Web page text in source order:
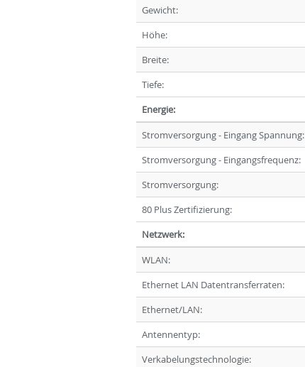
Gewicht:
Höhe:
Breite:
Tiefe:
Energie:
Stromversorgung - Eingang Spannung:
Stromversorgung - Eingangsfrequenz:
Stromversorgung:
80 Plus Zertifizierung:
Netzwerk:
WLAN:
Ethernet LAN Datentransferraten:
Ethernet/LAN:
Antennentyp:
Verkabelungstechnologie: